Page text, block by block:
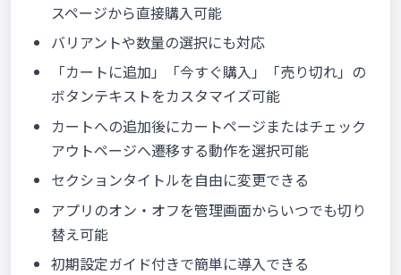
スページから直接購入可能
バリアントや数量の選択にも対応
「カートに追加」「今すぐ購入」「売り切れ」の
ボタンテキストをカスタマイズ可能
カートへの追加後にカートページまたはチェック
アウトページへ遷移する動作を選択可能
セクションタイトルを自由に変更できる
アプリのオン・オフを管理画面からいつでも切り
替え可能
初期設定ガイド付きで簡単に導入できる